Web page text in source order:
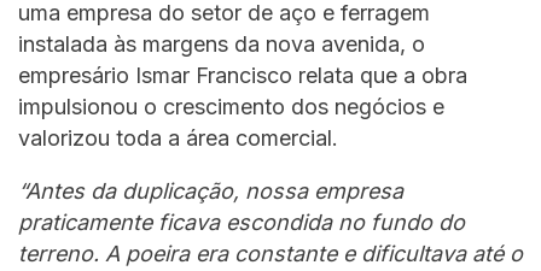
uma empresa do setor de aço e ferragem
instalada às margens da nova avenida, o
empresário Ismar Francisco relata que a obra
impulsionou o crescimento dos negócios e
valorizou toda a área comercial.
“Antes da duplicação, nossa empresa
praticamente ficava escondida no fundo do
terreno. A poeira era constante e dificultava até o